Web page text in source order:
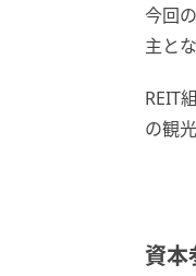
今回
主と
REIT
の観
資本